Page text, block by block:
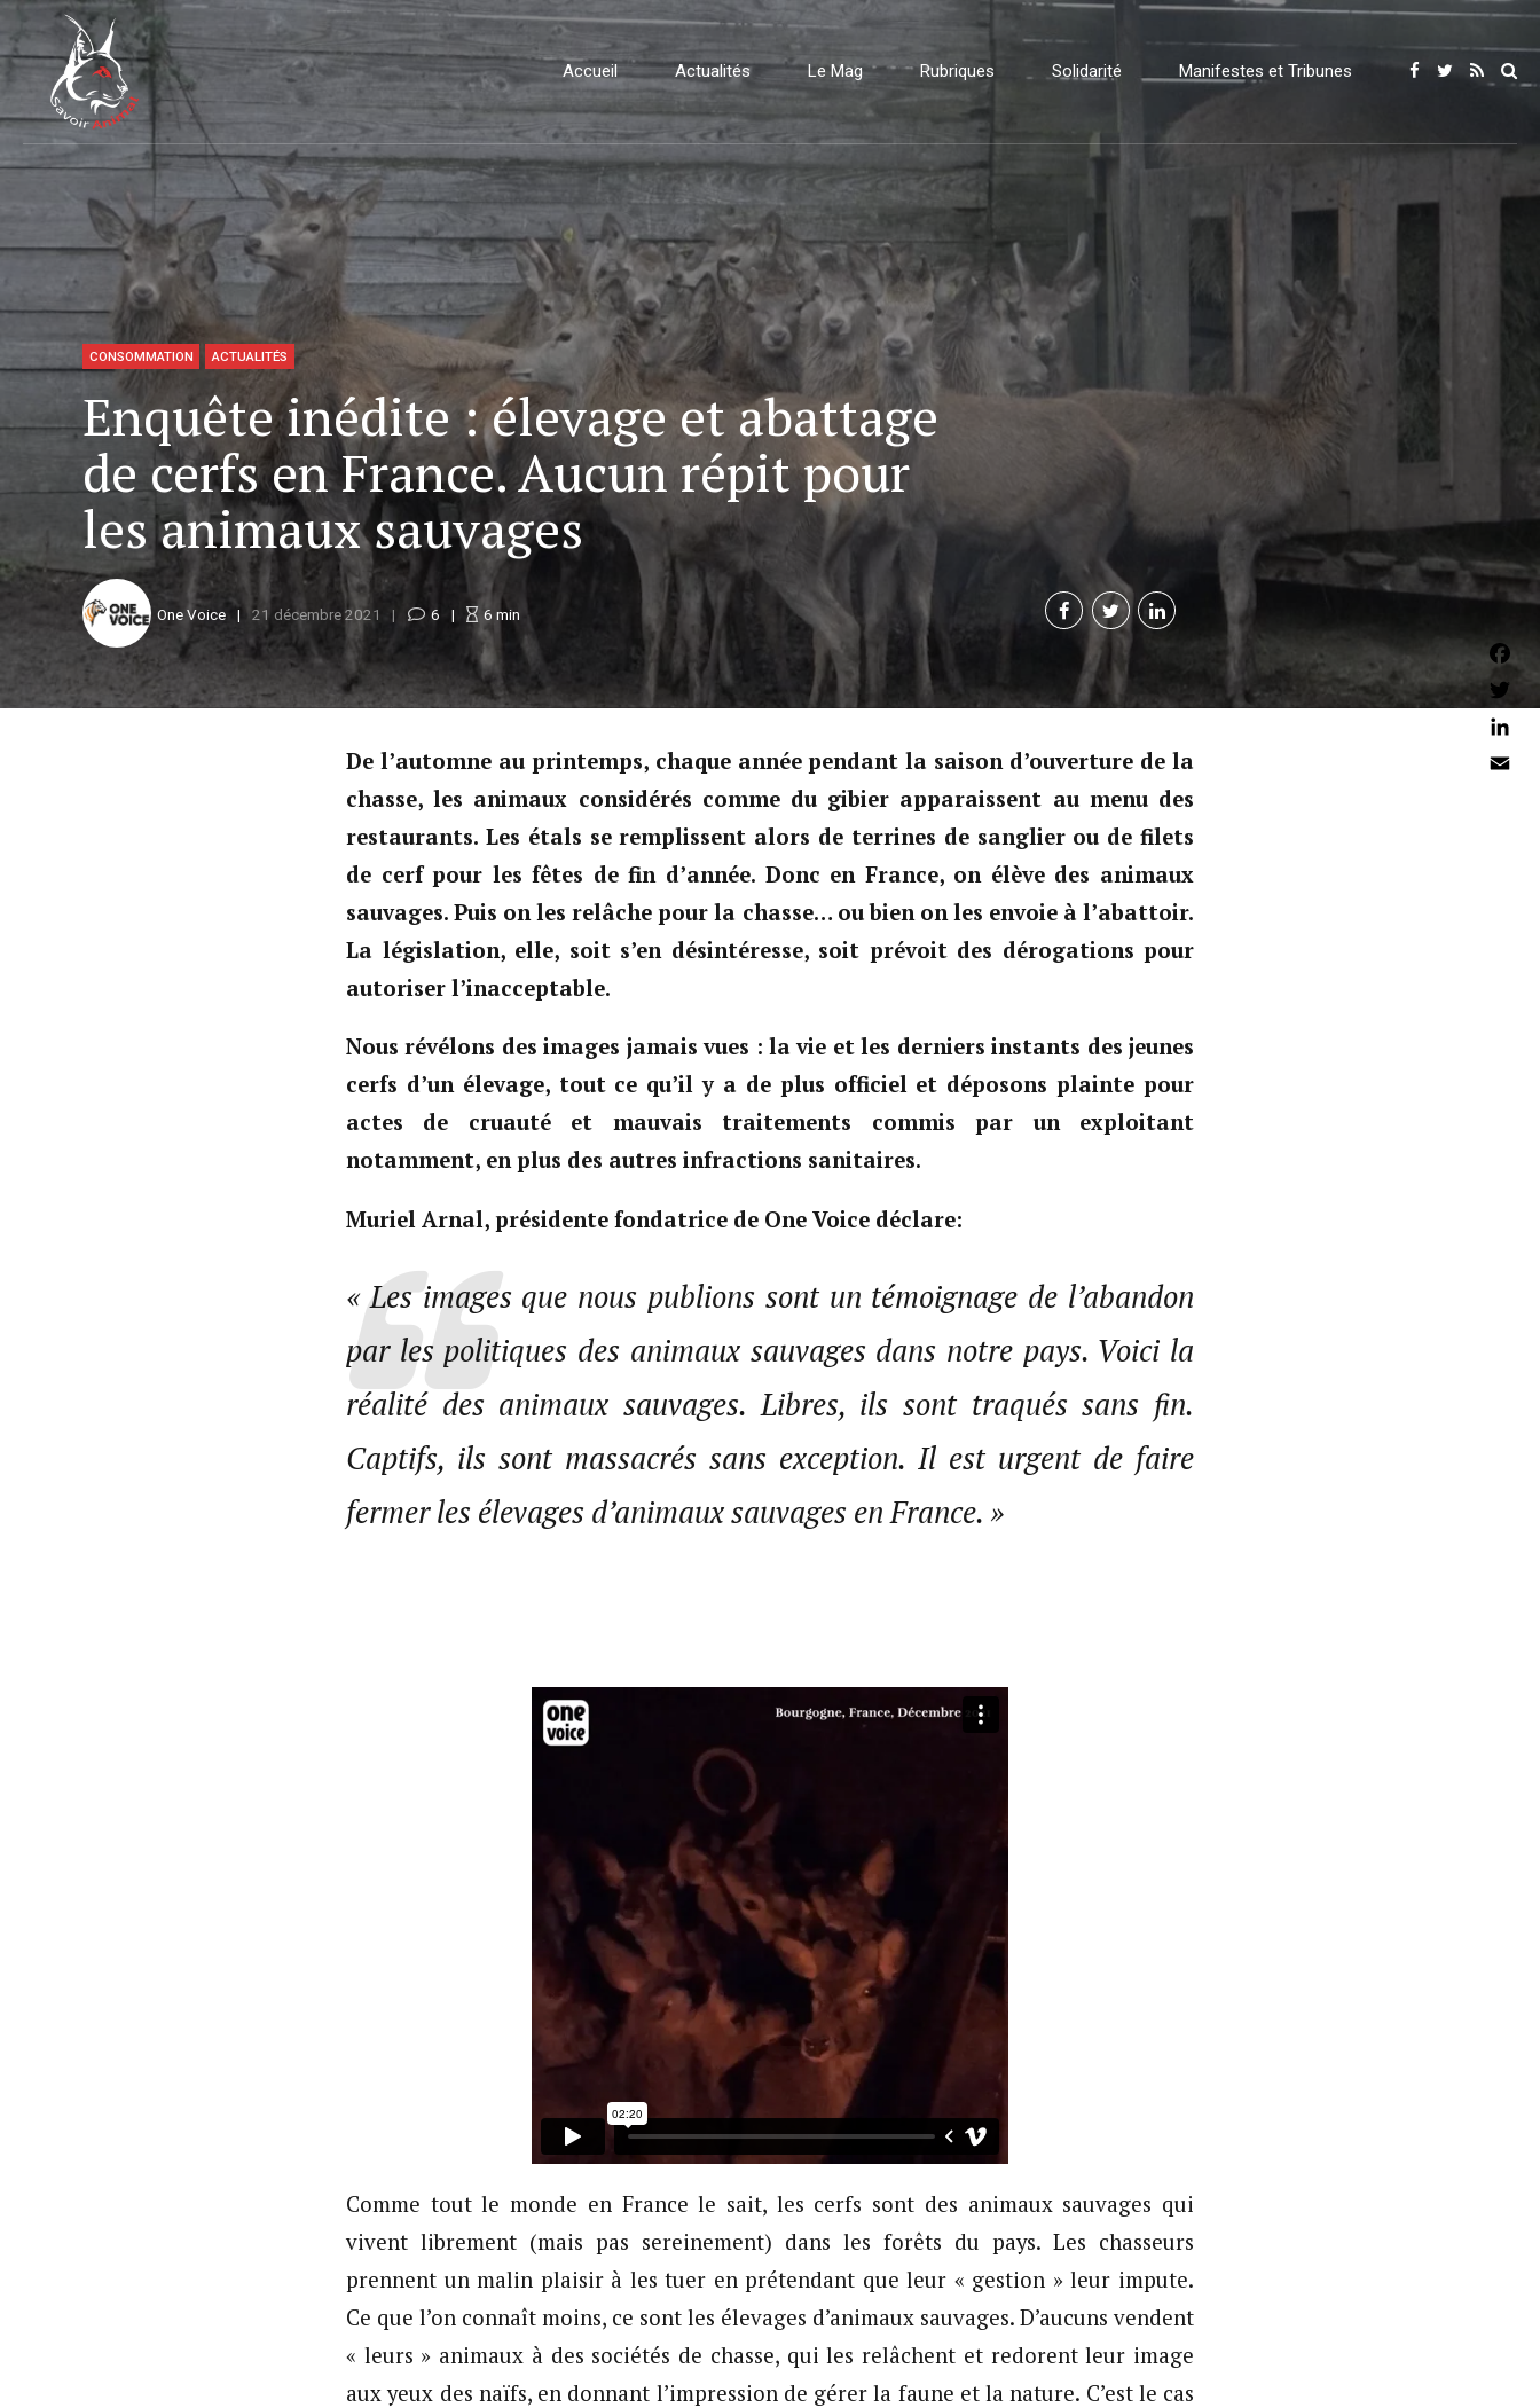
Accueil Actualités Le Mag Rubriques Solidarité Manifestes et Tribunes
CONSOMMATION ACTUALITÉS
Enquête inédite : élevage et abattage
de cerfs en France. Aucun répit pour
les animaux sauvages
One Voice 21 décembre 2021 6 6 min
De l’automne au printemps, chaque année pendant la saison d’ouverture de la
chasse, les animaux considérés comme du gibier apparaissent au menu des
restaurants. Les étals se remplissent alors de terrines de sanglier ou de filets
de cerf pour les fêtes de fin d’année. Donc en France, on élève des animaux
sauvages. Puis on les relâche pour la chasse… ou bien on les envoie à l’abattoir.
La législation, elle, soit s’en désintéresse, soit prévoit des dérogations pour
autoriser l’inacceptable.
Nous révélons des images jamais vues : la vie et les derniers instants des jeunes
cerfs d’un élevage, tout ce qu’il y a de plus officiel et déposons plainte pour
actes de cruauté et mauvais traitements commis par un exploitant
notamment, en plus des autres infractions sanitaires.
Muriel Arnal, présidente fondatrice de One Voice déclare:
« Les images que nous publions sont un témoignage de l’abandon
par les politiques des animaux sauvages dans notre pays. Voici la
réalité des animaux sauvages. Libres, ils sont traqués sans fin.
Captifs, ils sont massacrés sans exception. Il est urgent de faire
fermer les élevages d’animaux sauvages en France. »
Comme tout le monde en France le sait, les cerfs sont des animaux sauvages qui
vivent librement (mais pas sereinement) dans les forêts du pays. Les chasseurs
prennent un malin plaisir à les tuer en prétendant que leur « gestion » leur impute.
Ce que l’on connaît moins, ce sont les élevages d’animaux sauvages. D’aucuns vendent
« leurs » animaux à des sociétés de chasse, qui les relâchent et redorent leur image
aux yeux des naïfs, en donnant l’impression de gérer la faune et la nature. C’est le cas
Twitter